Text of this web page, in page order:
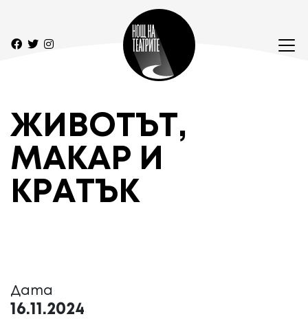
ЖИВОТЪТ,
МАКАР И
КРАТЪК
Дата
16.11.2024